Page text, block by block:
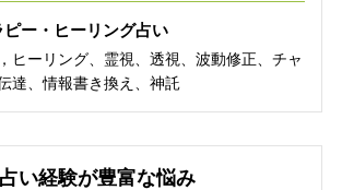
ー・ヒーリング占い
ヒーリング、霊視、透視、波動修正、チャ
達、情報書き換え、神託
占い経験が豊富な悩み